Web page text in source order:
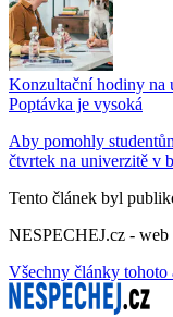
Konzultační hodiny na
Poptávka je vysoká
Aby pomohly
čtvrtek na univerzitě v
Tento článek byl
NESPECHEJ.cz -
Všechny články